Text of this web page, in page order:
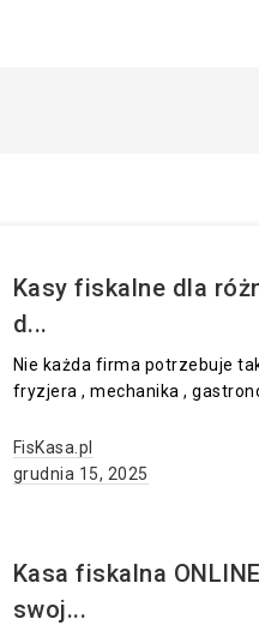
Kasy fiskalne dla
d...
Nie każda firma potrzebuje
fryzjera , mechanika ,
FisKasa.pl
grudnia 15, 2025
Kasa fiskalna
swoj...